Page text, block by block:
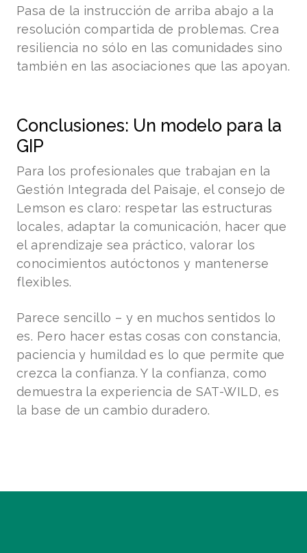
Pasa de la instrucción de arriba abajo a la
resolución compartida de problemas. Crea
resiliencia no sólo en las comunidades sino
también en las asociaciones que las apoyan.
Conclusiones: Un modelo para la
GIP
Para los profesionales que trabajan en la
Gestión Integrada del Paisaje, el consejo de
Lemson es claro: respetar las estructuras
locales, adaptar la comunicación, hacer que
el aprendizaje sea práctico, valorar los
conocimientos autóctonos y mantenerse
flexibles.
Parece sencillo – y en muchos sentidos lo
es. Pero hacer estas cosas con constancia,
paciencia y humildad es lo que permite que
crezca la confianza. Y la confianza, como
demuestra la experiencia de SAT-WILD, es
la base de un cambio duradero.